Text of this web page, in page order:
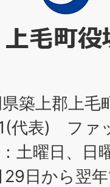
築上郡上毛
代表) ファ
土曜日、日
29日から翌